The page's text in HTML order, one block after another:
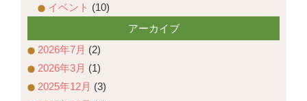
イベント (10)
アーカイブ
2026年7月 (2)
2026年3月 (1)
2025年12月 (3)